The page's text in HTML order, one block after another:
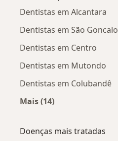
Dentistas em Alcantara
Dentistas em São Goncalo
Dentistas em Centro
Dentistas em Mutondo
Dentistas em Colubandê
Mais (14)
Doenças mais tratadas